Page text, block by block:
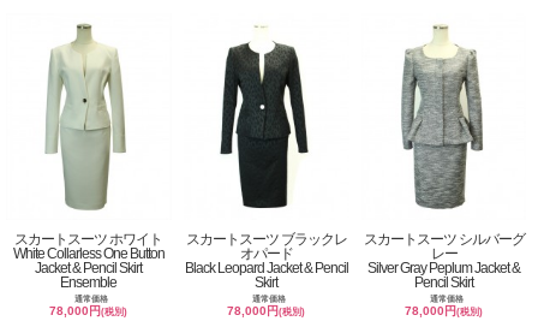
スカートスーツ ホワイト
White Collarless One Button
Jacket & Pencil Skirt
Ensemble
通常価格
78,000円(税別)
スカートスーツ ブラックレ
オパード
Black Leopard Jacket & Pencil
Skirt
通常価格
78,000円(税別)
スカートスーツ シルバーグ
レー
Silver Gray Peplum Jacket &
Pencil Skirt
通常価格
78,000円(税別)